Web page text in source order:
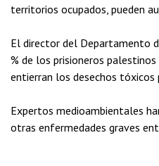
territorios ocupados, pueden
El director del Departamento
% de los prisioneros palestinos
entierran los desechos
Expertos medioambientales
otras enfermedades graves